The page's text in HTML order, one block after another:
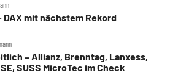
DAX mit nächstem Rekord
– Allianz, Brenntag, Lanxess,
SUSS MicroTec im Check